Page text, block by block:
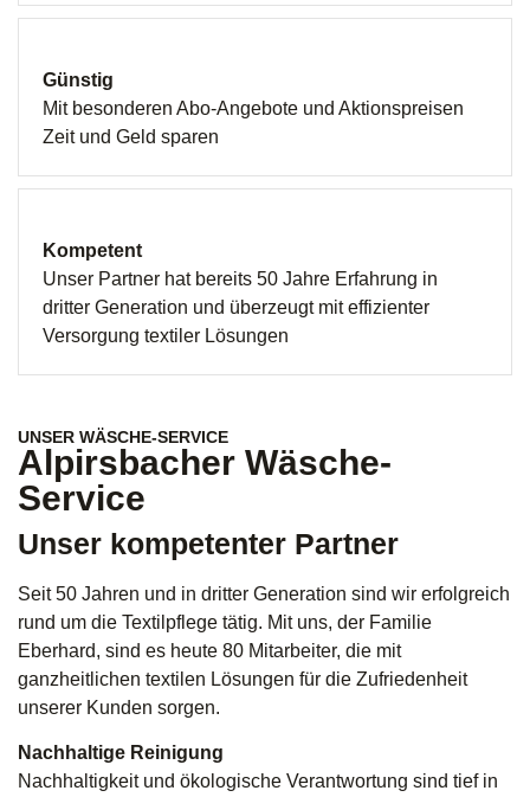
Günstig
Mit besonderen Abo-Angebote und Aktionspreisen
Zeit und Geld sparen
Kompetent
Unser Partner hat bereits 50 Jahre Erfahrung in
dritter Generation und überzeugt mit effizienter
Versorgung textiler Lösungen
UNSER WÄSCHE-SERVICE
Alpirsbacher Wäsche-
Service
Unser kompetenter Partner
Seit 50 Jahren und in dritter Generation sind wir erfolgreich
rund um die Textilpflege tätig. Mit uns, der Familie
Eberhard, sind es heute 80 Mitarbeiter, die mit
ganzheitlichen textilen Lösungen für die Zufriedenheit
unserer Kunden sorgen.
Nachhaltige Reinigung
Nachhaltigkeit und ökologische Verantwortung sind tief in